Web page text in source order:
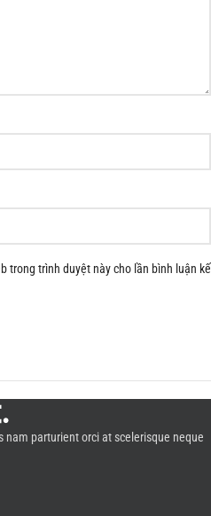
trong trình duyệt này cho lần bình luận kế
parturient orci at scelerisque neque